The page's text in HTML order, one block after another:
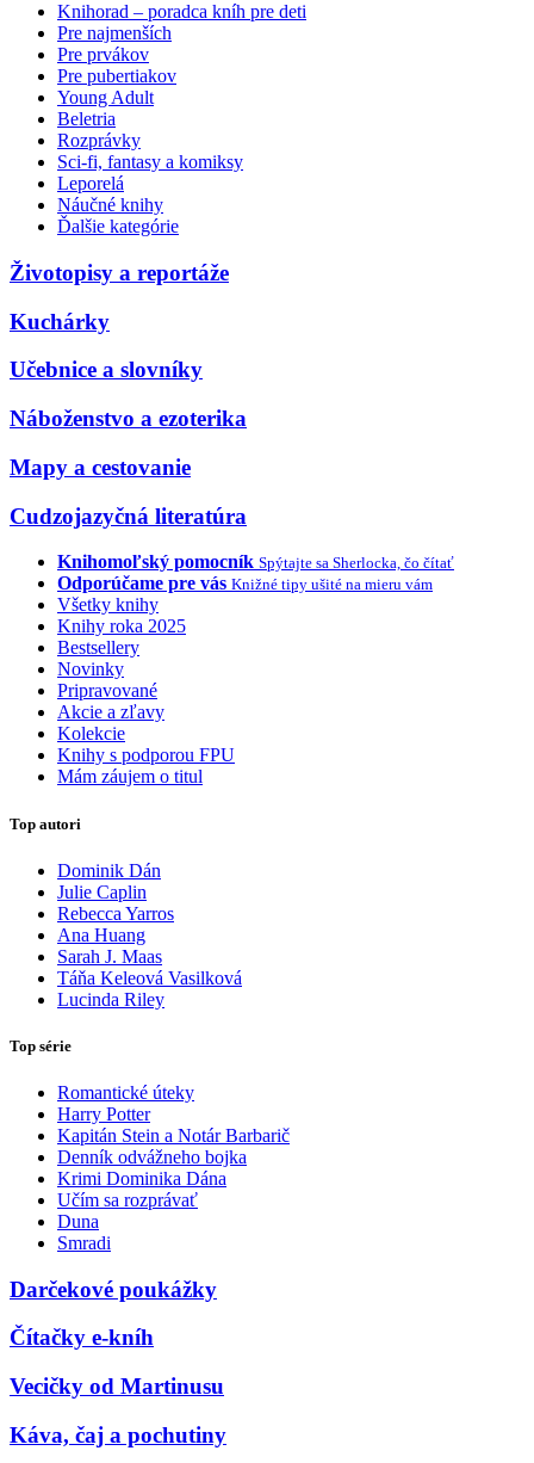
Knihorad – poradca kníh pre deti
Pre najmenších
Pre prvákov
Pre pubertiakov
Young Adult
Beletria
Rozprávky
Sci-fi, fantasy a komiksy
Leporelá
Náučné knihy
Ďalšie kategórie
Životopisy a reportáže
Kuchárky
Učebnice a slovníky
Náboženstvo a ezoterika
Mapy a cestovanie
Cudzojazyčná literatúra
Knihomoľský pomocník Spýtajte sa Sherlocka, čo čítať
Odporúčame pre vás Knižné tipy ušité na mieru vám
Všetky knihy
Knihy roka 2025
Bestsellery
Novinky
Pripravované
Akcie a zľavy
Kolekcie
Knihy s podporou FPU
Mám záujem o titul
Top autori
Dominik Dán
Julie Caplin
Rebecca Yarros
Ana Huang
Sarah J. Maas
Táňa Keleová Vasilková
Lucinda Riley
Top série
Romantické úteky
Harry Potter
Kapitán Stein a Notár Barbarič
Denník odvážneho bojka
Krimi Dominika Dána
Učím sa rozprávať
Duna
Smradi
Darčekové poukážky
Čítačky e-kníh
Vecičky od Martinusu
Káva, čaj a pochutiny